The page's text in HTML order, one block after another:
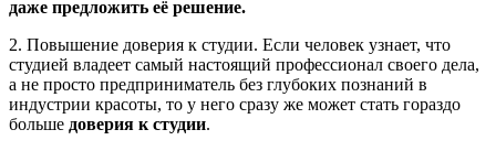
даже предложить её решение.
2. Повышение доверия к студии. Если человек узнает, что
студией владеет самый настоящий профессионал своего дела,
а не просто предприниматель без глубоких познаний в
индустрии красоты, то у него сразу же может стать гораздо
больше доверия к студии.